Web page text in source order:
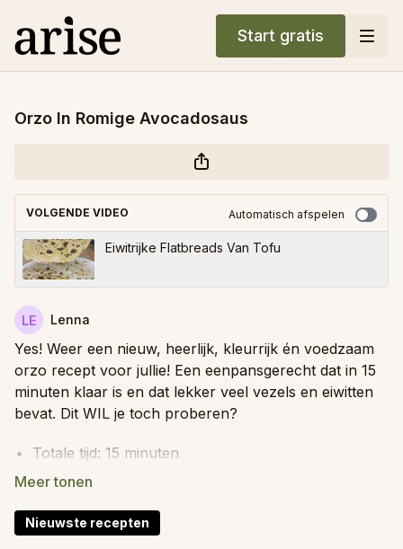
Start gratis
Orzo In Romige Avocadosaus
VOLGENDE VIDEO Automatisch afspelen
Eiwitrijke Flatbreads Van Tofu
Lenna
Yes! Weer een nieuw, heerlijk, kleurrijk én voedzaam
orzo recept voor jullie! Een eenpansgerecht dat in 15
minuten klaar is en dat lekker veel vezels en eiwitten
bevat. Dit WIL je toch proberen?
Totale tijd: 15 minuten
Moeilijkheid: Makkelijk
Invriesbaar: Nee
Food prep: Ja
Nieuwste recepten